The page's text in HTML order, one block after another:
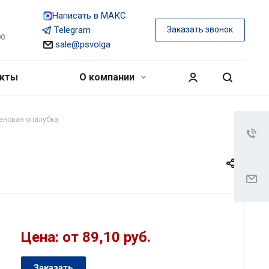
Написать в МАКС
Telegram
sale@psvolga
Заказать звонок
О компании
опалубка
Цена: от 89,10 руб.